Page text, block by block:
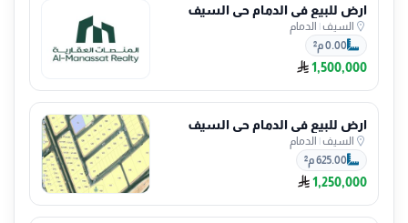
ارض للبيع في الدمام حي السيف
السيف| الدمام
0.00 م²
1,500,000
ارض للبيع في الدمام حي السيف
السيف| الدمام
625.00 م²
1,250,000